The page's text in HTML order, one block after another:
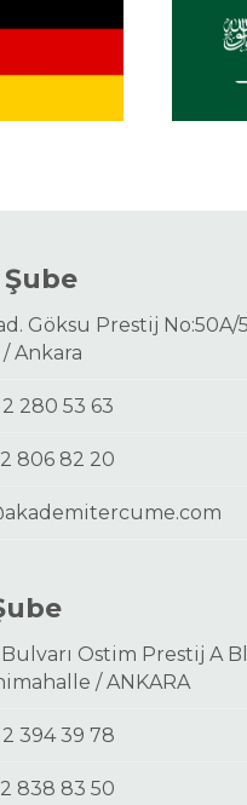
Göksu Prestij No:50A/
Ankara
280 53 63
806 82 20
Bulvarı Ostim Prestij A
/ ANKARA
394 39 78
838 83 50